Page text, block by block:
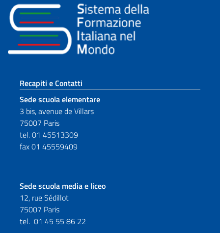
Sezione footer
Recapiti e Contatti
Sede scuola elementare
3 bis, avenue de Villars
75007 Paris
tel. 01 45513309
fax 01 45559409
Sede scuola media e liceo
12, rue Sédillot
75007 Paris
tel. 01 45 55 86 22